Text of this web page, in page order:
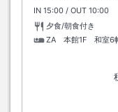
IN チェックイン
15:00 / OUT チェッ
10:00
夕食/朝食付き
ZA 本館1F 和室6帖